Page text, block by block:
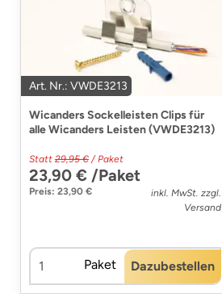
Art. Nr.: VWDE3213
Wicanders Sockelleisten Clips für
alle Wicanders Leisten (VWDE3213)
Statt 29,95 € / Paket
23,90 € /Paket
Preis: 23,90 €
inkl. MwSt. zzgl.
Versand
Paket Dazubestellen